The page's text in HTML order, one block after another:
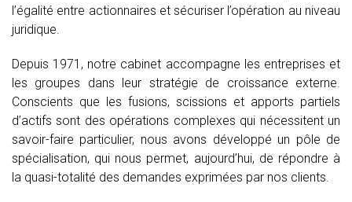
l’égalité entre actionnaires et sécuriser l’opération au niveau
juridique.
Depuis 1971, notre cabinet accompagne les entreprises et
les groupes dans leur stratégie de croissance externe.
Conscients que les fusions, scissions et apports partiels
d’actifs sont des opérations complexes qui nécessitent un
savoir-faire particulier, nous avons développé un pôle de
spécialisation, qui nous permet, aujourd’hui, de répondre à
la quasi-totalité des demandes exprimées par nos clients.